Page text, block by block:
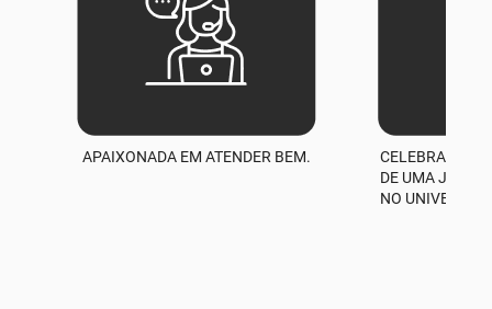
APAIXONADA EM ATENDER BEM.
CELEBRAMOS
DE UMA
NO UNIVERSO